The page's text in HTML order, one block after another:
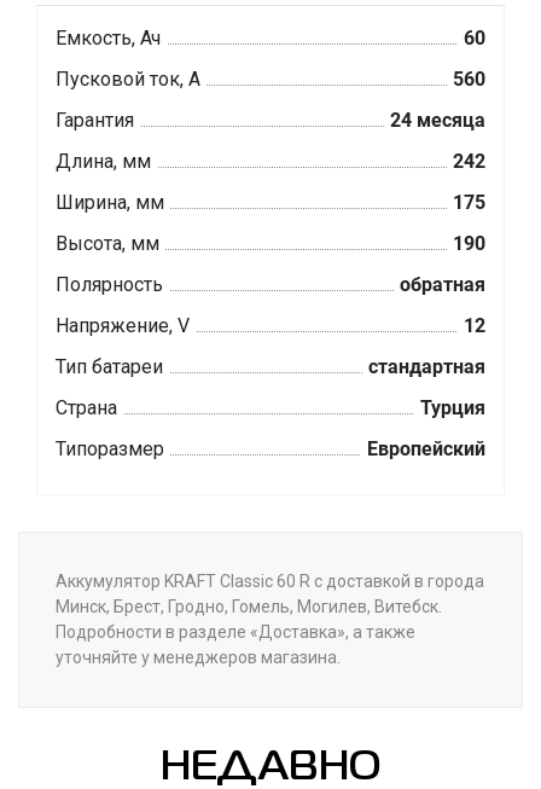
Емкость, Ач
60
Пусковой ток, А
560
Гарантия
24 месяца
Длина, мм
242
Ширина, мм
175
Высота, мм
190
Полярность
обратная
Напряжение, V
12
Тип батареи
стандартная
Страна
Турция
Типоразмер
Европейский
Аккумулятор KRAFT Classic 60 R с доставкой в города
Минск, Брест, Гродно, Гомель, Могилев, Витебск.
Подробности в разделе «Доставка», а также
уточняйте у менеджеров магазина.
НЕДАВНО